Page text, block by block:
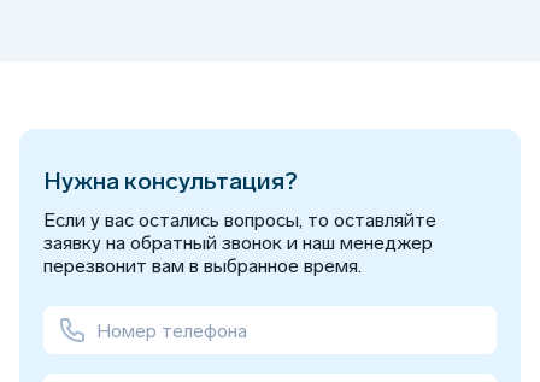
Нужна консультация?
Если у вас остались вопросы, то оставляйте
заявку на обратный звонок и наш менеджер
перезвонит вам в выбранное время.